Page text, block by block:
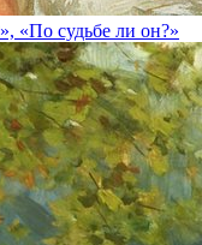
«По судьбе ли он?»